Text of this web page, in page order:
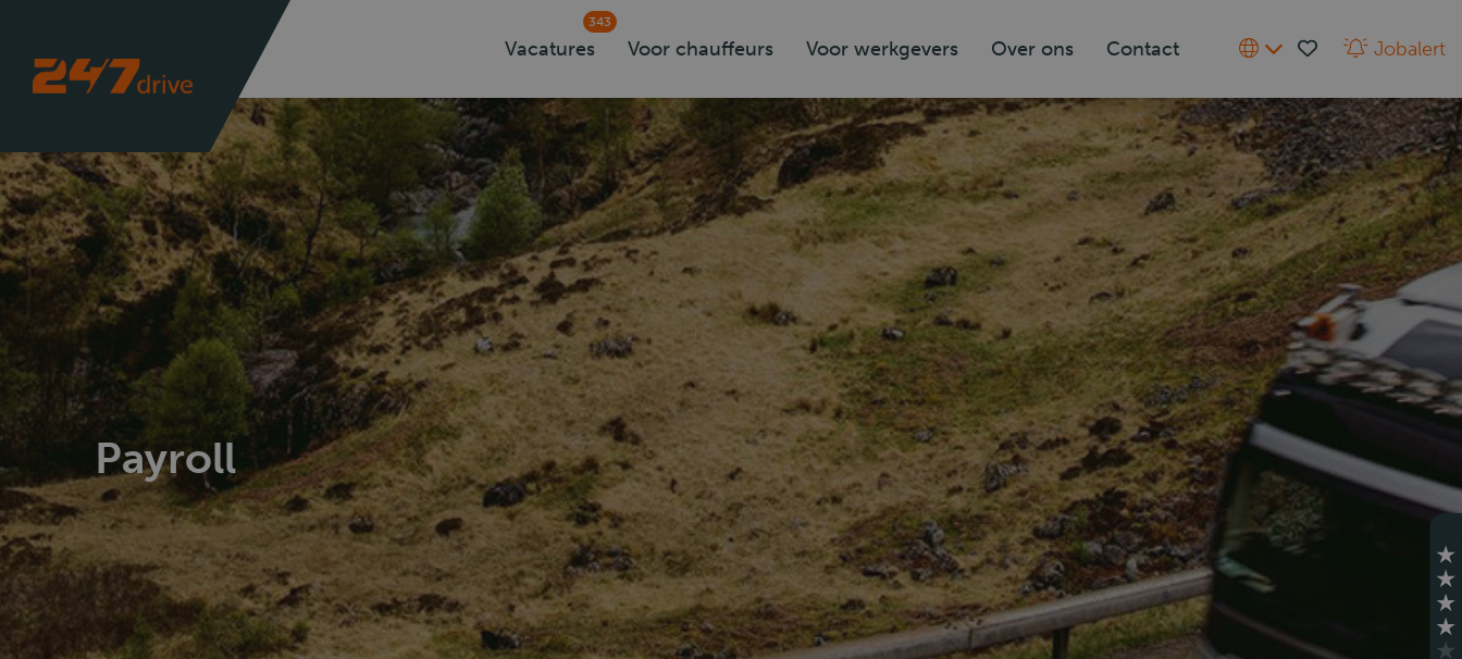
Vacatures
343
Voor chauffeurs Voor werkgevers Over ons Contact Jobalert
Payroll